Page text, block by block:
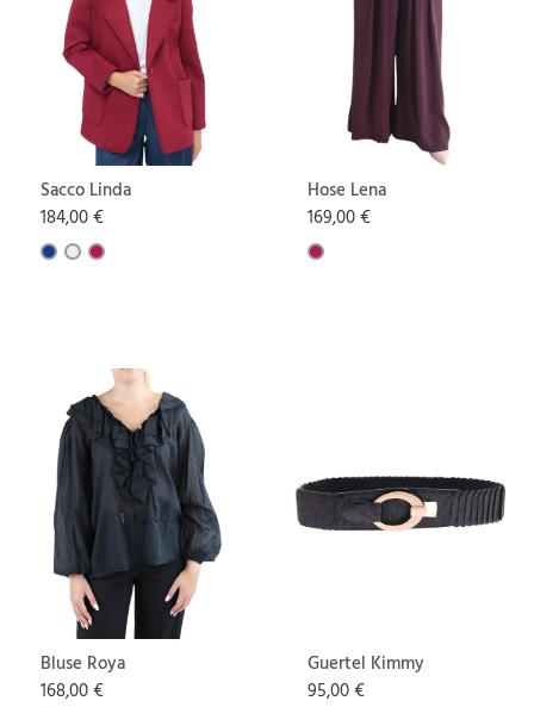
Sacco Linda
184,00 €
Hose Lena
169,00 €
Bluse Roya
168,00 €
Guertel Kimmy
95,00 €